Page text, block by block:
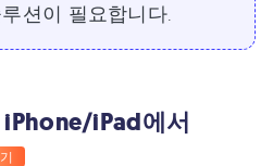
션이 필요합니다.
iPhone/iPad에서